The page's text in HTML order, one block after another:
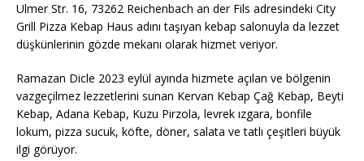
Ulmer Str. 16, 73262 Reichenbach an der Fils adresindeki City
Grill Pizza Kebap Haus adını taşıyan kebap salonuyla da lezzet
düşkünlerinin gözde mekanı olarak hizmet veriyor.
Ramazan Dicle 2023 eylül ayında hizmete açılan ve bölgenin
vazgeçilmez lezzetlerini sunan Kervan Kebap Çağ Kebap, Beyti
Kebap, Adana Kebap, Kuzu Pirzola, levrek ızgara, bonfile
lokum, pizza sucuk, köfte, döner, salata ve tatlı çeşitleri büyük
ilgi görüyor.